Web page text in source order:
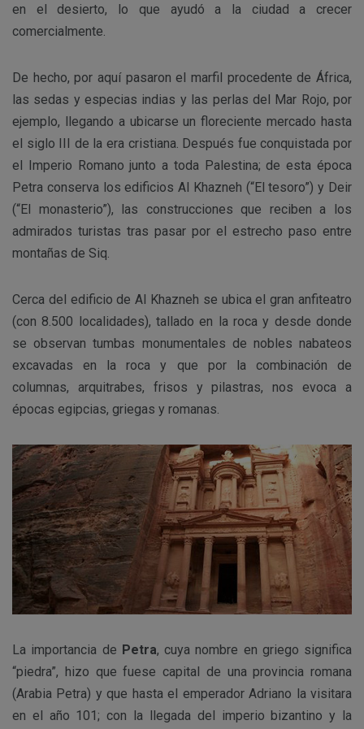
en el desierto, lo que ayudó a la ciudad a crecer
comercialmente.
De hecho, por aquí pasaron el marfil procedente de África,
las sedas y especias indias y las perlas del Mar Rojo, por
ejemplo, llegando a ubicarse un floreciente mercado hasta
el siglo III de la era cristiana. Después fue conquistada por
el Imperio Romano junto a toda Palestina; de esta época
Petra conserva los edificios Al Khazneh (“El tesoro”) y Deir
(“El monasterio”), las construcciones que reciben a los
admirados turistas tras pasar por el estrecho paso entre
montañas de Siq.
Cerca del edificio de Al Khazneh se ubica el gran anfiteatro
(con 8.500 localidades), tallado en la roca y desde donde
se observan tumbas monumentales de nobles nabateos
excavadas en la roca y que por la combinación de
columnas, arquitrabes, frisos y pilastras, nos evoca a
épocas egipcias, griegas y romanas.
La importancia de Petra, cuya nombre en griego significa
“piedra”, hizo que fuese capital de una provincia romana
(Arabia Petra) y que hasta el emperador Adriano la visitara
en el año 101; con la llegada del imperio bizantino y la